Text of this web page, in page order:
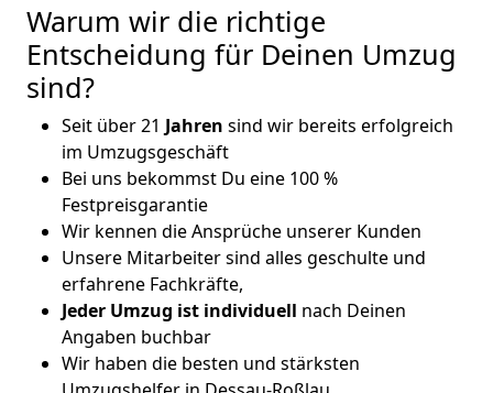
Warum wir die richtige
Entscheidung für Deinen Umzug
sind?
Seit über 21 Jahren sind wir bereits erfolgreich
im Umzugsgeschäft
Bei uns bekommst Du eine 100 %
Festpreisgarantie
Wir kennen die Ansprüche unserer Kunden
Unsere Mitarbeiter sind alles geschulte und
erfahrene Fachkräfte,
Jeder Umzug ist individuell nach Deinen
Angaben buchbar
Wir haben die besten und stärksten